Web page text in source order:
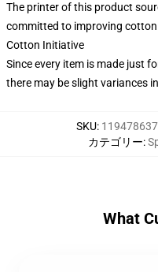
The printer of this product
committed to improving
Cotton Initiative
Since every item is made just
there may be slight variances
SKU:
カテゴリー:
What